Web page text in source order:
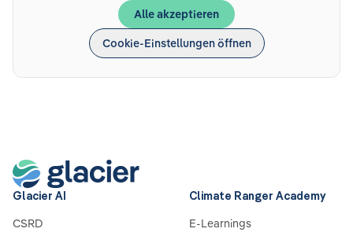
Alle akzeptieren
Cookie-Einstellungen öffnen
Glacier AI
CSRD
Climate Ranger Academy
E-Learnings